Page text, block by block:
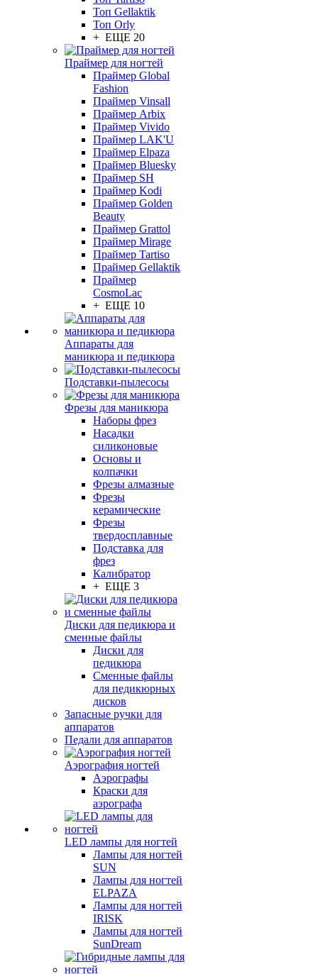
Топ Gellaktik
Топ Orly
+ ЕЩЕ 20
Праймер для ногтей
Праймер Global
Fashion
Праймер Vinsall
Праймер Arbix
Праймер Vivido
Праймер LAK'U
Праймер Elpaza
Праймер Bluesky
Праймер SH
Праймер Kodi
Праймер Golden
Beauty
Праймер Grattol
Праймер Mirage
Праймер Tartiso
Праймер Gellaktik
Праймер
CosmoLac
+ ЕЩЕ 10
Аппараты для
маникюра и педикюра
Подставки-пылесосы
Фрезы для маникюра
Наборы фрез
Насадки
силиконовые
Основы и
колпачки
Фрезы алмазные
Фрезы
керамические
Фрезы
твердосплавные
Подставка для
фрез
Калибратор
+ ЕЩЕ 3
Диски для педикюра и
сменные файлы
Диски для
педикюра
Сменные файлы
для педикюрных
дисков
Запасные ручки для
аппаратов
Педали для аппаратов
Аэрография ногтей
Аэрографы
Краски для
аэрографа
LED лампы для ногтей
Лампы для ногтей
SUN
Лампы для ногтей
ELPAZA
Лампы для ногтей
IRISK
Лампы для ногтей
SunDream